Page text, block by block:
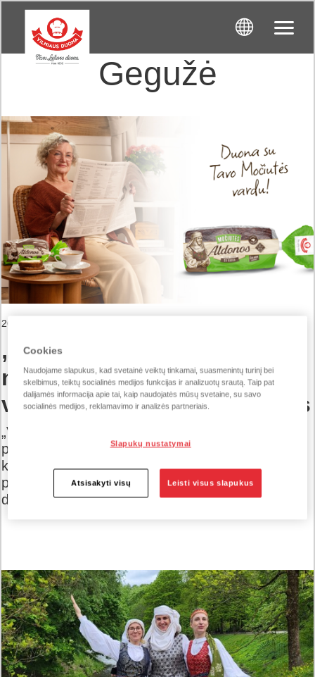
Gegužė
26 gegužės 2026
„Vilniaus duona“ pristato
naujieną: neraikytas
vardines „Močiutės“ duonas
„Vilniaus duona“ rinkai pristato naują „Močiutės“
prekės ženklo kepinį – neraikytą suasmenintą
kaimiškos ruginės duonos kepalėlį. Tai bene
pirmas kartas kai personalizacija naudojama
duonos kepiniuose.
Cookies
Naudojame slapukus, kad svetainė veiktų tinkamai, suasmenintų turinį bei
skelbimus, teiktų socialinės medijos funkcijas ir analizuotų srautą. Taip pat
dalijamės informacija apie tai, kaip naudojatės mūsų svetaine, su savo
socialinės medijos, reklamavimo ir analizės partneriais.
Slapukų nustatymai
Atsisakyti visų Leisti visus slapukus